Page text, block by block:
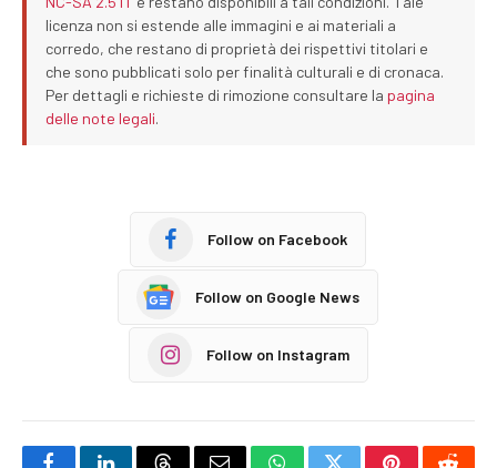
licenza non si estende alle immagini e ai materiali a
corredo, che restano di proprietà dei rispettivi titolari e
che sono pubblicati solo per finalità culturali e di cronaca.
Per dettagli e richieste di rimozione consultare la pagina
delle note legali.
Follow on Facebook
Follow on Google News
Follow on Instagram